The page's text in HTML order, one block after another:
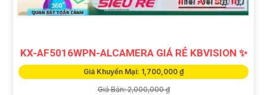
KX-AF5016WPN-ALCAMERA GIÁ RẺ KBVISION ✨
Giá Khuyến Mại: 1,700,000 ₫
Giá Bán: 2,000,000 ₫